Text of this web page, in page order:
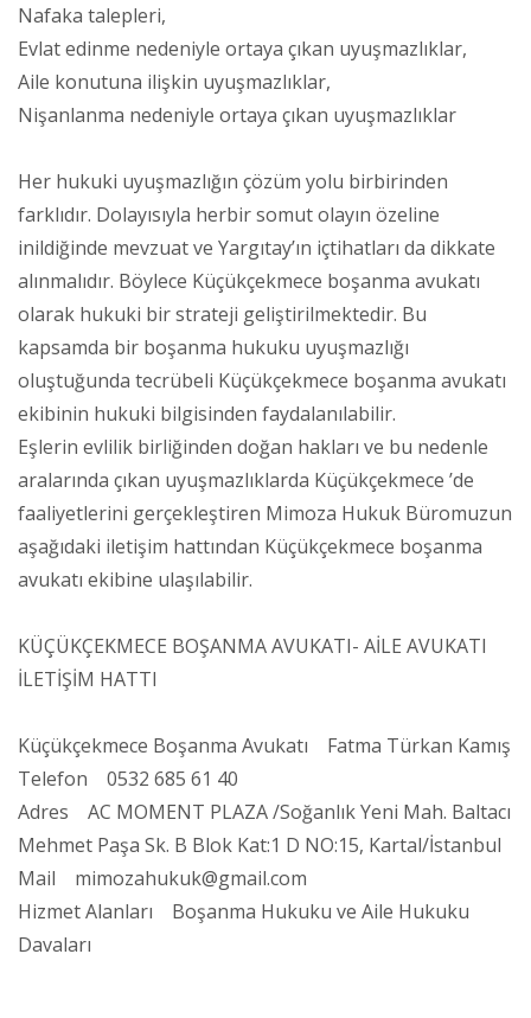
Nafaka talepleri,
Evlat edinme nedeniyle ortaya çıkan uyuşmazlıklar,
Aile konutuna ilişkin uyuşmazlıklar,
Nişanlanma nedeniyle ortaya çıkan uyuşmazlıklar
Her hukuki uyuşmazlığın çözüm yolu birbirinden
farklıdır. Dolayısıyla herbir somut olayın özeline
inildiğinde mevzuat ve Yargıtay’ın içtihatları da dikkate
alınmalıdır. Böylece Küçükçekmece boşanma avukatı
olarak hukuki bir strateji geliştirilmektedir. Bu
kapsamda bir boşanma hukuku uyuşmazlığı
oluştuğunda tecrübeli Küçükçekmece boşanma avukatı
ekibinin hukuki bilgisinden faydalanılabilir.
Eşlerin evlilik birliğinden doğan hakları ve bu nedenle
aralarında çıkan uyuşmazlıklarda Küçükçekmece ’de
faaliyetlerini gerçekleştiren Mimoza Hukuk Büromuzun
aşağıdaki iletişim hattından Küçükçekmece boşanma
avukatı ekibine ulaşılabilir.
KÜÇÜKÇEKMECE BOŞANMA AVUKATI- AİLE AVUKATI
İLETİŞİM HATTI
Küçükçekmece Boşanma Avukatı Fatma Türkan Kamış
Telefon 0532 685 61 40
Adres AC MOMENT PLAZA /Soğanlık Yeni Mah. Baltacı
Mehmet Paşa Sk. B Blok Kat:1 D NO:15, Kartal/İstanbul
Mail mimozahukuk@gmail.com
Hizmet Alanları Boşanma Hukuku ve Aile Hukuku
Davaları